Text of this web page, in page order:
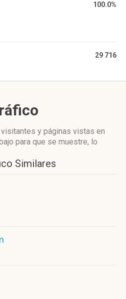
100.0%
29 716
y páginas vistas en
para que se muestre, lo
Similares